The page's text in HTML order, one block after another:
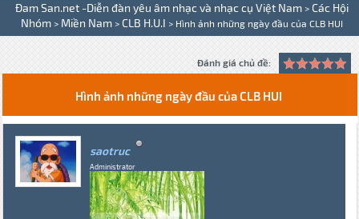
Đam San.net -Diễn đàn yêu âm nhạc và nhạc cụ Việt Nam > Các Hội
Nhóm > Miền Nam > CLB H.U.I > Hình ảnh những ngày đầu của CLB HUI
Đánh giá chủ đề:
Hình ảnh những ngày đầu của CLB HUI
saotruc
Administrator